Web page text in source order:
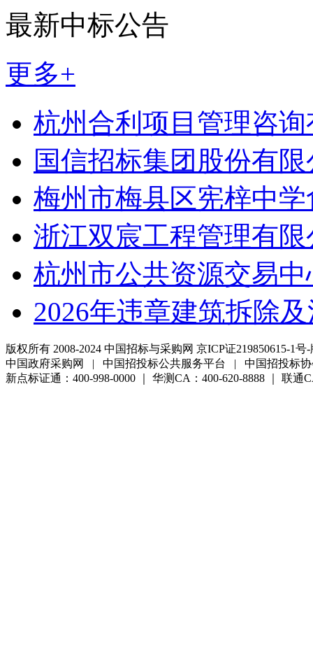
最新中标公告
更多+
杭州合利项目管理咨
国信招标集团股份有
梅州市梅县区宪梓中
浙江双宸工程管理有
杭州市公共资源交易
2026年违章建筑拆除
版权所有 2008-2024 中国招标与采购网 京ICP证219850615-1号
中国政府采购网 | 中国招投标公共服务平台 | 中国招投标
新点标证通：400-998-0000 ｜ 华测CA：400-620-8888 ｜ 联通